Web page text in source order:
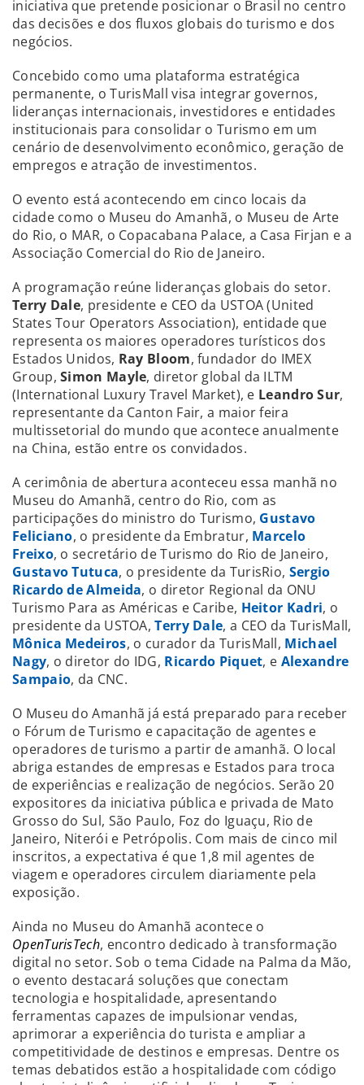
iniciativa que pretende posicionar o Brasil no centro
das decisões e dos fluxos globais do turismo e dos
negócios.
Concebido como uma plataforma estratégica
permanente, o TurisMall visa integrar governos,
lideranças internacionais, investidores e entidades
institucionais para consolidar o Turismo em um
cenário de desenvolvimento econômico, geração de
empregos e atração de investimentos.
O evento está acontecendo em cinco locais da
cidade como o Museu do Amanhã, o Museu de Arte
do Rio, o MAR, o Copacabana Palace, a Casa Firjan e a
Associação Comercial do Rio de Janeiro.
A programação reúne lideranças globais do setor.
Terry Dale, presidente e CEO da USTOA (United
States Tour Operators Association), entidade que
representa os maiores operadores turísticos dos
Estados Unidos, Ray Bloom, fundador do IMEX
Group, Simon Mayle, diretor global da ILTM
(International Luxury Travel Market), e Leandro Sur,
representante da Canton Fair, a maior feira
multissetorial do mundo que acontece anualmente
na China, estão entre os convidados.
A cerimônia de abertura aconteceu essa manhã no
Museu do Amanhã, centro do Rio, com as
participações do ministro do Turismo, Gustavo
Feliciano, o presidente da Embratur, Marcelo
Freixo, o secretário de Turismo do Rio de Janeiro,
Gustavo Tutuca, o presidente da TurisRio, Sergio
Ricardo de Almeida, o diretor Regional da ONU
Turismo Para as Américas e Caribe, Heitor Kadri, o
presidente da USTOA,Terry Dale, a CEO da TurisMall,
Mônica Medeiros, o curador da TurisMall, Michael
Nagy, o diretor do IDG, Ricardo Piquet, e Alexandre
Sampaio, da CNC.
O Museu do Amanhã já está preparado para receber
o Fórum de Turismo e capacitação de agentes e
operadores de turismo a partir de amanhã. O local
abriga estandes de empresas e Estados para troca
de experiências e realização de negócios. Serão 20
expositores da iniciativa pública e privada de Mato
Grosso do Sul, São Paulo, Foz do Iguaçu, Rio de
Janeiro, Niterói e Petrópolis. Com mais de cinco mil
inscritos, a expectativa é que 1,8 mil agentes de
viagem e operadores circulem diariamente pela
exposição.
Ainda no Museu do Amanhã acontece o
OpenTurisTech, encontro dedicado à transformação
digital no setor. Sob o tema Cidade na Palma da Mão,
o evento destacará soluções que conectam
tecnologia e hospitalidade, apresentando
ferramentas capazes de impulsionar vendas,
aprimorar a experiência do turista e ampliar a
competitividade de destinos e empresas. Dentre os
temas debatidos estão a hospitalidade com código